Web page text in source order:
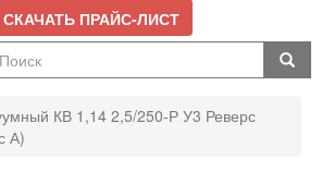
СКАЧАТЬ ПРАЙС-ЛИСТ
КВ 1,14 2,5/250-Р У3 Реверс
А)